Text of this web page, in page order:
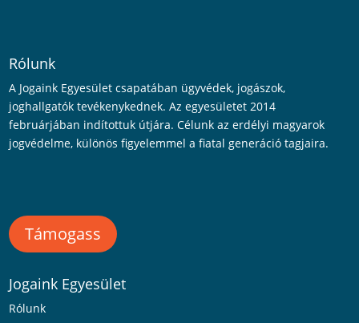
Rólunk
A Jogaink Egyesület csapatában ügyvédek, jogászok,
joghallgatók tevékenykednek. Az egyesületet 2014
februárjában indítottuk útjára. Célunk az erdélyi magyarok
jogvédelme, különös figyelemmel a fiatal generáció tagjaira.
Támogass
Jogaink Egyesület
Rólunk